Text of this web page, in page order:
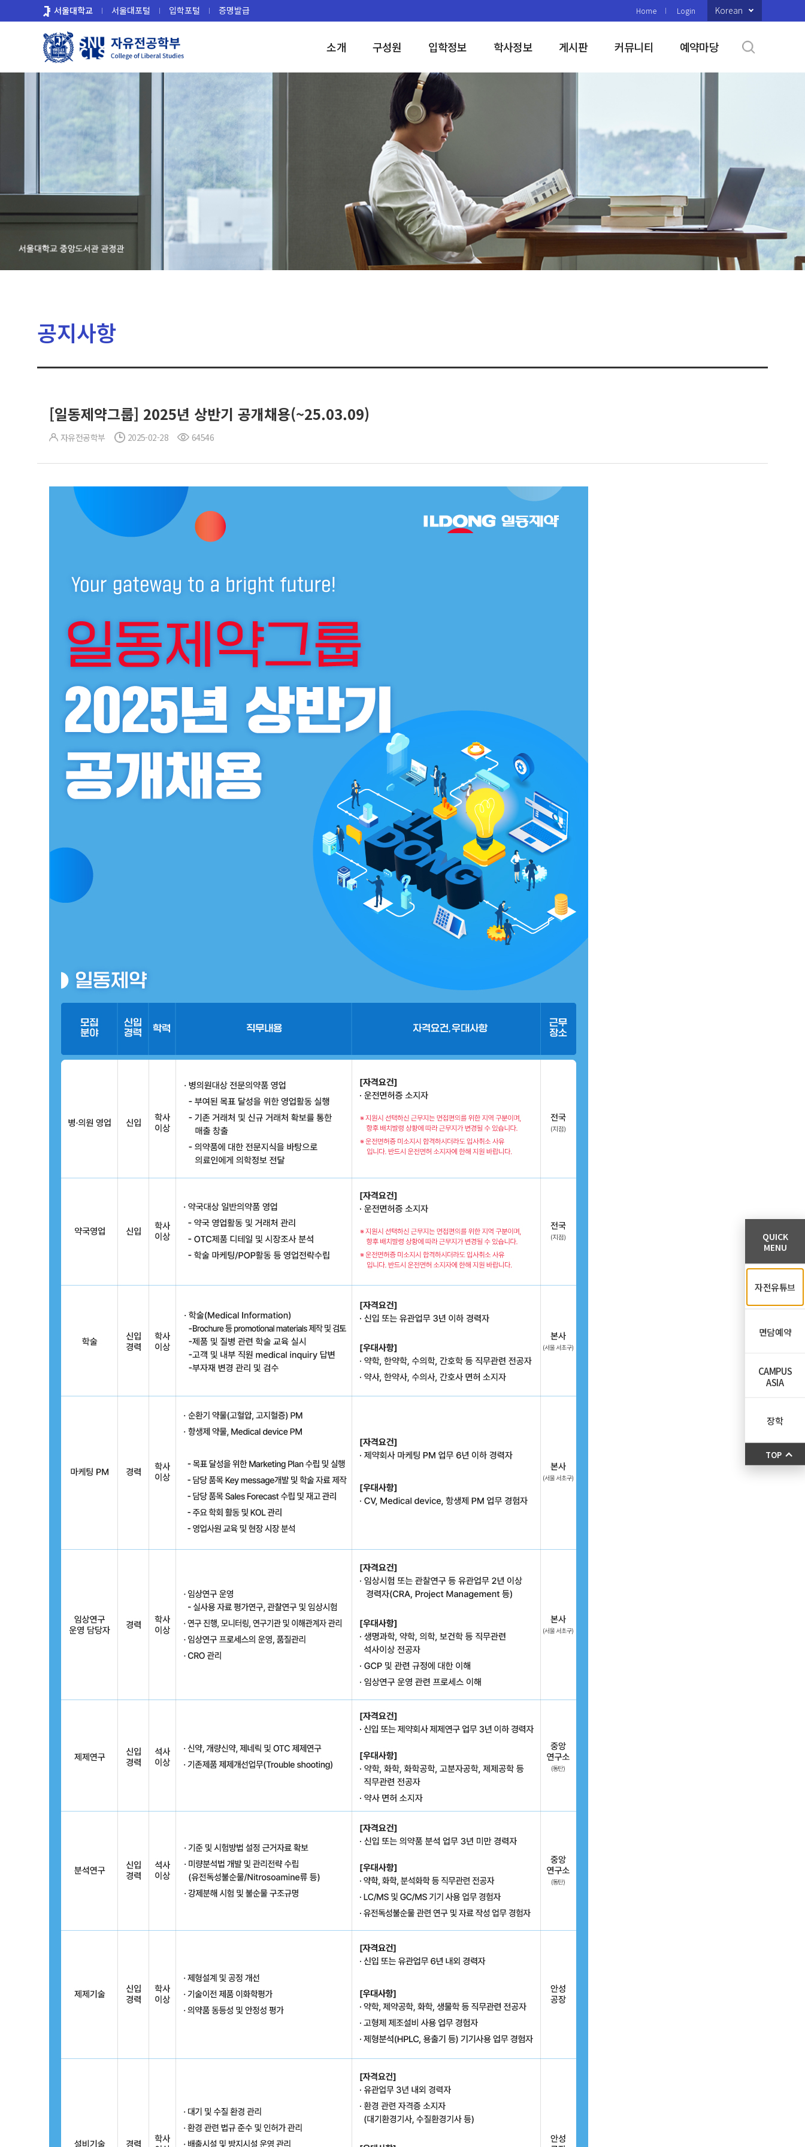
로
서울대학교 서울대포털 입학포털 증명발급 Home Login Korean
소개 구성원 입학정보 학사정보 게시판 커뮤니티 예약마당
공지사항
[일동제약그룹] 2025년 상반기 공개채용(~25.03.09)
자유전공학부 2025-02-28 64546
QUICK
MENU
자전유튜브
면담예약
CAMPUS
ASIA
장학
TOP